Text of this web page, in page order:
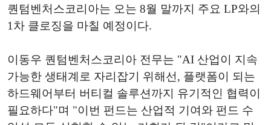
퀀텀벤처스코리아는 오는 8월 말까지 주요 LP와의
1차 클로징을 마칠 예정이다.
이동우 퀀텀벤처스코리아 전무는 "AI 산업이 지속
가능한 생태계로 자리잡기 위해선, 플랫폼이 되는
하드웨어부터 버티컬 솔루션까지 유기적인 협력이
필요하다"며 "이번 펀드는 산업적 기여와 펀드 수